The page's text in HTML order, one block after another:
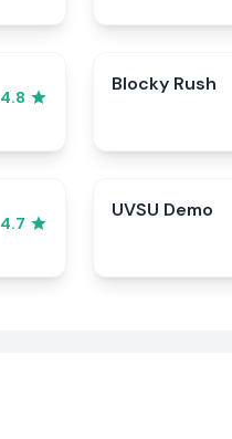
4.8
Blocky Rush
4.7
UVSU Demo